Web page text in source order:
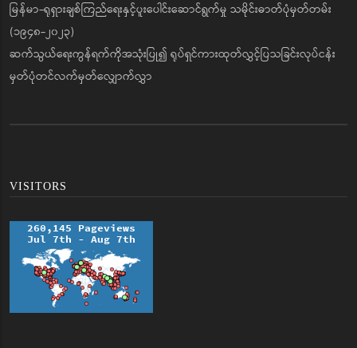
မြန်မာ-ရုရှားချစ်ကြည်ရေးနှင့်ပူးပေါင်းဆောင်ရွက်မှု သမိုင်းဓာတ်ပုံမှတ်တမ်း
(၁၉၄၈-၂၀၂၃)
ဆက်သွယ်ရေးကွန်ရက်ကိုအသုံးပြု၍ ရုပ်ရှင်ကားထုတ်လွှင့်ပြသခြင်းလုပ်ငန်း
မှတ်ပုံတင်လက်မှတ်လျှောက်လွှာ
VISITORS